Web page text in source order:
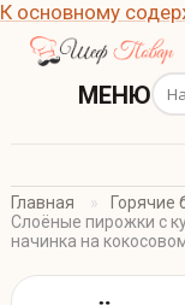
К основному
МЕНЮ
Главная
Горячие
Слоёные пирожки с
начинка на